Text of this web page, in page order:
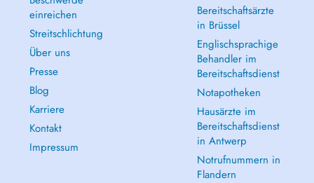
einreichen
Streitschlichtung
Über uns
Presse
Blog
Karriere
Kontakt
Impressum
Bereitschaftsärzte
in Brüssel
Englischsprachige
Behandler im
Bereitschaftsdienst
Notapotheken
Hausärzte im
Bereitschaftsdienst
in Antwerp
Notrufnummern in
Flandern